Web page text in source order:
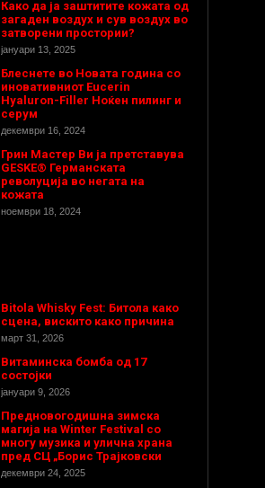
Како да ја заштитите кожата од
загаден воздух и сув воздух во
затворени простории?
јануари 13, 2025
Блеснете во Новата година со
иновативниот Eucerin
Hyaluron-Filler Ноќен пилинг и
серум
декември 16, 2024
Грин Мастер Ви ја претставува
GESKE® Германската
револуција во негата на
кожата
ноември 18, 2024
Bitola Whisky Fest: Битола како
сцена, вискито како причина
март 31, 2026
Витаминска бомба од 17
состојки
јануари 9, 2026
Предновогодишнa зимска
магија на Winter Festival со
многу музика и улична храна
пред СЦ „Борис Трајковски
декември 24, 2025